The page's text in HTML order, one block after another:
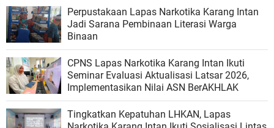
Perpustakaan Lapas Narkotika Karang Intan
Jadi Sarana Pembinaan Literasi Warga
Binaan
CPNS Lapas Narkotika Karang Intan Ikuti
Seminar Evaluasi Aktualisasi Latsar 2026,
Implementasikan Nilai ASN BerAKHLAK
Tingkatkan Kepatuhan LHKAN, Lapas